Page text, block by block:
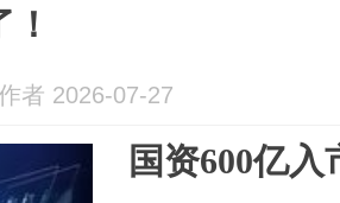
者 2026-07-27
国资600亿